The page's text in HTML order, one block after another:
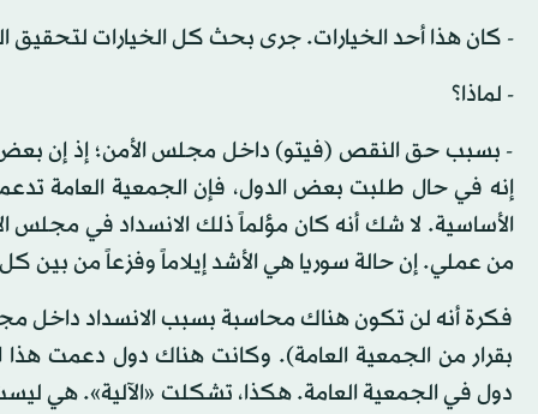
- كان هذا أحد الخيارات. جرى بحث كل الخيارات لتحقيق
- لماذا؟
- بسبب حق النقص (فيتو) داخل مجلس الأمن؛ إذ إن بعض
إنه في حال طلبت بعض الدول، فإن الجمعية العامة تدعم
من عملي. إن حالة سوريا هي الأشد إيلاماً وفزعاً من بين
فكرة أنه لن تكون هناك محاسبة بسبب الانسداد داخل
دول في الجمعية العامة. هكذا، تشكلت «الآلية». هي